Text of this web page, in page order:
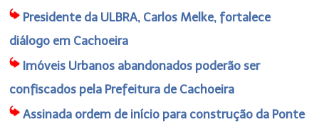
Presidente da ULBRA, Carlos Melke, fortalece
diálogo em Cachoeira
Imóveis Urbanos abandonados poderão ser
confiscados pela Prefeitura de Cachoeira
Assinada ordem de início para construção da Ponte